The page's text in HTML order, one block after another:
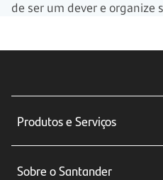
de ser um dever e organize
Produtos e Serviços
Sobre o Santander